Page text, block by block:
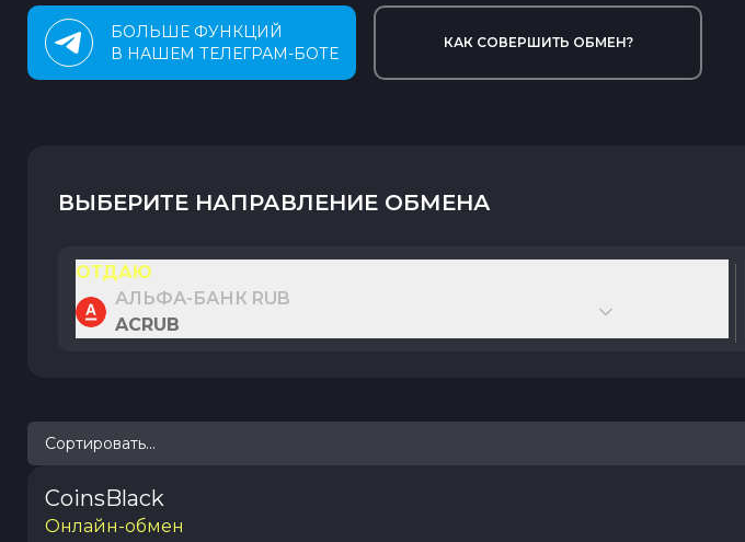
БОЛЬШЕ ФУНКЦИЙ
В НАШЕМ ТЕЛЕГРАМ-БОТЕ
КАК СОВЕРШИТЬ ОБМЕН?
ВЫБЕРИТЕ НАПРАВЛЕНИЕ ОБМЕНА
ОТДАЮ
АЛЬФА-БАНК RUB
ACRUB
Сортировать...
CoinsBlack
Онлайн-обмен